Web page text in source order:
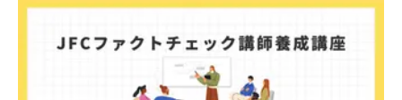
様のメールアドレスと一致しています」と記している。 そ
どうかご確認ください」などと「オンライン確認画面へ」と
いうリンクをクリックするよう誘導している。 本文には、
警視庁の住所（東京都千代田区霞が関2-1-1）も書かれてい